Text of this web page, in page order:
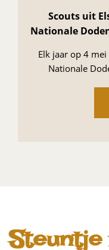
Scouts uit
Nationale
Elk jaar op 4
Nationale